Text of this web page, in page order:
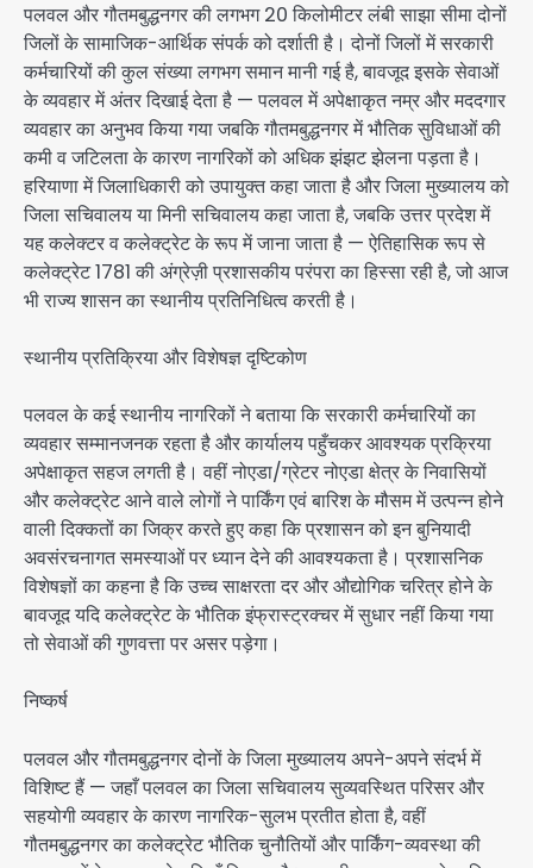
पलवल और गौतमबुद्धनगर की लगभग 20 किलोमीटर लंबी साझा सीमा दोनों
जिलों के सामाजिक-आर्थिक संपर्क को दर्शाती है। दोनों जिलों में सरकारी
कर्मचारियों की कुल संख्या लगभग समान मानी गई है, बावजूद इसके सेवाओं
के व्यवहार में अंतर दिखाई देता है — पलवल में अपेक्षाकृत नम्र और मददगार
व्यवहार का अनुभव किया गया जबकि गौतमबुद्धनगर में भौतिक सुविधाओं की
कमी व जटिलता के कारण नागरिकों को अधिक झंझट झेलना पड़ता है।
हरियाणा में जिलाधिकारी को उपायुक्त कहा जाता है और जिला मुख्यालय को
जिला सचिवालय या मिनी सचिवालय कहा जाता है, जबकि उत्तर प्रदेश में
यह कलेक्टर व कलेक्ट्रेट के रूप में जाना जाता है — ऐतिहासिक रूप से
कलेक्ट्रेट 1781 की अंग्रेज़ी प्रशासकीय परंपरा का हिस्सा रही है, जो आज
भी राज्य शासन का स्थानीय प्रतिनिधित्व करती है।
स्थानीय प्रतिक्रिया और विशेषज्ञ दृष्टिकोण
पलवल के कई स्थानीय नागरिकों ने बताया कि सरकारी कर्मचारियों का
व्यवहार सम्मानजनक रहता है और कार्यालय पहुँचकर आवश्यक प्रक्रिया
अपेक्षाकृत सहज लगती है। वहीं नोएडा/ग्रेटर नोएडा क्षेत्र के निवासियों
और कलेक्ट्रेट आने वाले लोगों ने पार्किंग एवं बारिश के मौसम में उत्पन्न होने
वाली दिक्कतों का जिक्र करते हुए कहा कि प्रशासन को इन बुनियादी
अवसंरचनागत समस्याओं पर ध्यान देने की आवश्यकता है। प्रशासनिक
विशेषज्ञों का कहना है कि उच्च साक्षरता दर और औद्योगिक चरित्र होने के
बावजूद यदि कलेक्ट्रेट के भौतिक इंफ्रास्ट्रक्चर में सुधार नहीं किया गया
तो सेवाओं की गुणवत्ता पर असर पड़ेगा।
निष्कर्ष
पलवल और गौतमबुद्धनगर दोनों के जिला मुख्यालय अपने-अपने संदर्भ में
विशिष्ट हैं — जहाँ पलवल का जिला सचिवालय सुव्यवस्थित परिसर और
सहयोगी व्यवहार के कारण नागरिक-सुलभ प्रतीत होता है, वहीं
गौतमबुद्धनगर का कलेक्ट्रेट भौतिक चुनौतियों और पार्किंग-व्यवस्था की